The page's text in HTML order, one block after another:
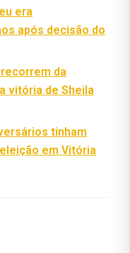
era
após decisão do
da
vitória de Sheila
tinham
em Vitória